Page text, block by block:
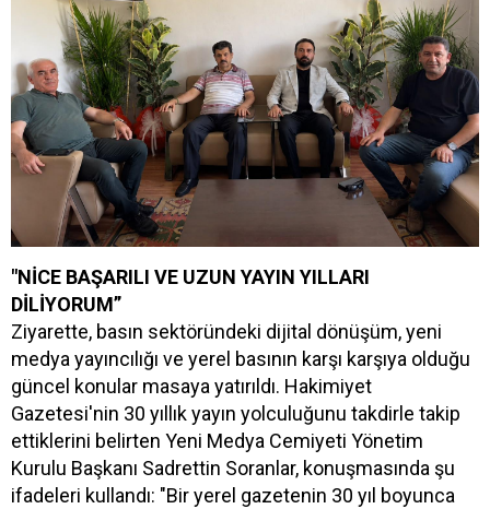
"NİCE BAŞARILI VE UZUN YAYIN YILLARI
DİLİYORUM”
Ziyarette, basın sektöründeki dijital dönüşüm, yeni
medya yayıncılığı ve yerel basının karşı karşıya olduğu
güncel konular masaya yatırıldı. Hakimiyet
Gazetesi'nin 30 yıllık yayın yolculuğunu takdirle takip
ettiklerini belirten Yeni Medya Cemiyeti Yönetim
Kurulu Başkanı Sadrettin Soranlar, konuşmasında şu
ifadeleri kullandı: "Bir yerel gazetenin 30 yıl boyunca